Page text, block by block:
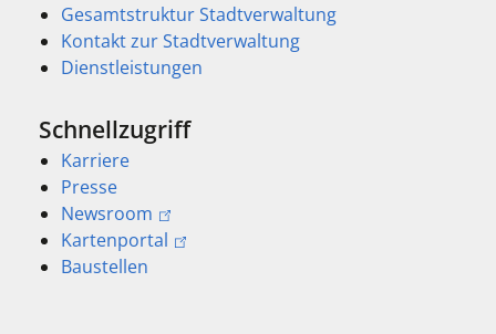
Gesamtstruktur Stadtverwaltung
Kontakt zur Stadtverwaltung
Dienstleistungen
Schnellzugriff
Karriere
Presse
Newsroom
Kartenportal
Baustellen